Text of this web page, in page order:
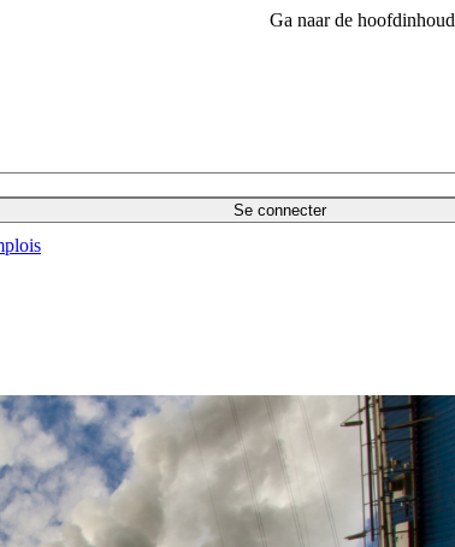
Ga naar de hoofdinhoud
Se connecter